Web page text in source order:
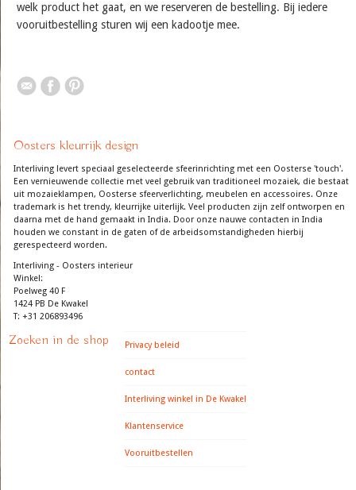
welk product het gaat, en we reserveren de bestelling. Bij iedere
vooruitbestelling sturen wij een kadootje mee.
Oosters kleurrijk design
Interliving levert speciaal geselecteerde sfeerinrichting met een Oosterse 'touch'.
Een vernieuwende collectie met veel gebruik van traditioneel mozaiek, die bestaat
uit mozaieklampen, Oosterse sfeerverlichting, meubelen en accessoires. Onze
trademark is het trendy, kleurrijke uiterlijk. Veel producten zijn zelf ontworpen en
daarna met de hand gemaakt in India. Door onze nauwe contacten in India
houden we constant in de gaten of de arbeidsomstandigheden hierbij
gerespecteerd worden.
Interliving - Oosters interieur
Winkel:
Poelweg 40 F
1424 PB De Kwakel
T: +31 206893496
Zoeken in de shop Privacy beleid
contact
Interliving winkel in De Kwakel
Klantenservice
Vooruitbestellen